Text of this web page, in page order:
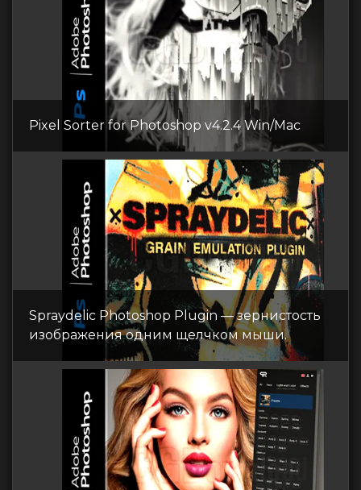
Pixel Sorter for Photoshop v4.2.4 Win/Mac
Spraydelic Photoshop Plugin — зернистость
изображения одним щелчком мыши.